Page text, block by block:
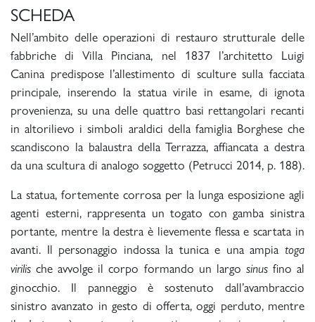
SCHEDA
Nell’ambito delle operazioni di restauro strutturale delle
fabbriche di Villa Pinciana, nel 1837 l’architetto Luigi
Canina predispose l’allestimento di sculture sulla facciata
principale, inserendo la statua virile in esame, di ignota
provenienza, su una delle quattro basi rettangolari recanti
in altorilievo i simboli araldici della famiglia Borghese che
scandiscono la balaustra della Terrazza, affiancata a destra
da una scultura di analogo soggetto (Petrucci 2014, p. 188).
La statua, fortemente corrosa per la lunga esposizione agli
agenti esterni, rappresenta un togato con gamba sinistra
portante, mentre la destra è lievemente flessa e scartata in
avanti. Il personaggio indossa la tunica e una ampia toga
virilis che avvolge il corpo formando un largo sinusfino al
ginocchio. Il panneggio è sostenuto dall’avambraccio
sinistro avanzato in gesto di offerta, oggi perduto, mentre